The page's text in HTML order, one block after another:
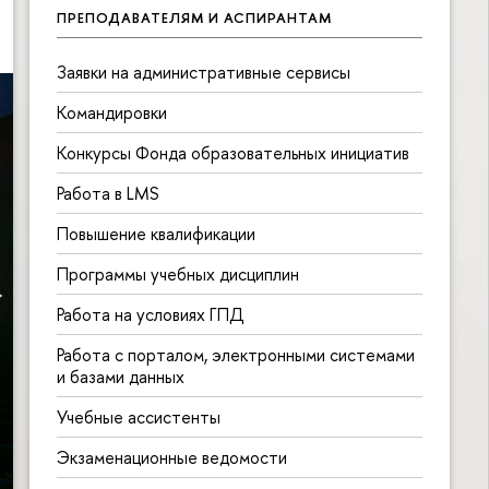
ПРЕПОДАВАТЕЛЯМ И АСПИРАНТАМ
Заявки на административные сервисы
Командировки
Конкурсы Фонда образовательных инициатив
Работа в LMS
Повышение квалификации
Программы учебных дисциплин
Работа на условиях ГПД
Работа с порталом, электронными системами
и базами данных
Учебные ассистенты
Экзаменационные ведомости